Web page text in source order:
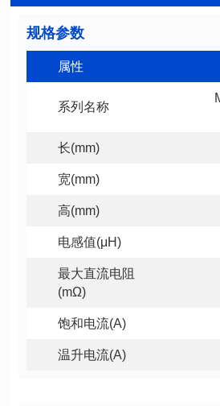
规格参数
属性
系列名称
长(mm)
宽(mm)
高(mm)
电感值(μH)
(mΩ)
饱和电流(A)
温升电流(A)